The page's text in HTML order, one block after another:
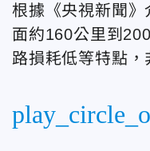
根據《央視新聞
面約160公里到
路損耗低等特點，